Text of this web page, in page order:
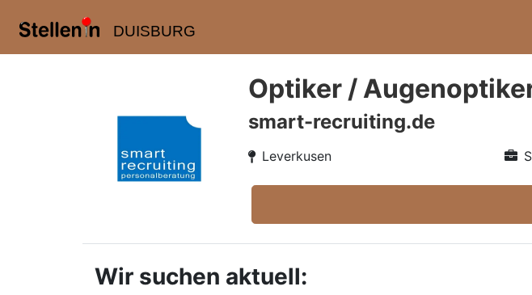
DUISBURG
Optiker /
smart-recruiting.de
Leverkusen
Wir suchen aktuell: